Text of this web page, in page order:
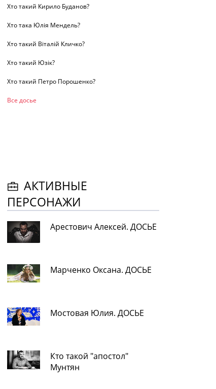
Хто такий Кирило Буданов?
Хто така Юлія Мендель?
Хто такий Віталій Кличко?
Хто такий Юзік?
Хто такий Петро Порошенко?
Все досье
АКТИВНЫЕ
ПЕРСОНАЖИ
Арестович Алексей. ДОСЬЕ
Марченко Оксана. ДОСЬЕ
Мостовая Юлия. ДОСЬЕ
Кто такой "апостол"
Мунтян